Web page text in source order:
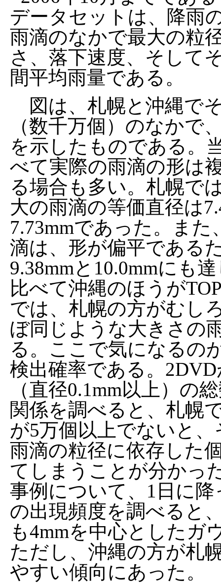
データセットは、降雨
雨滴のなかで最大の粒
さ、落下速度、そして
間平均雨量である。
図は、札幌と沖縄で
（数千万個）のなかで
を示したものである。
べて実際の雨滴の形は
る場合も多い。札幌で
大の雨滴の等価直径は
7.73mmであった。ま
滴は、形が偏平である
9.38mmと10.0mmにも
比べて沖縄のほうが
では、札幌の方がむし
ぼ同じような大きさの
る。ここで気になるの
検出確率である。
（直径0.1mm以上）の
関係を調べると、札幌
が5万個以上でないと
雨滴の粒径に依存した
てしまうことが分かっ
事例について、1日に
の出現頻度を調べると
も4mmを中心としたガ
ただし、沖縄の方が札
やすい傾向にあった。